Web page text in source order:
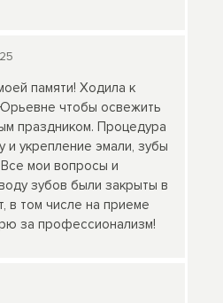
памяти! Ходила к
чтобы освежить
праздником. Процедура
и укрепление эмали, зубы
мои вопросы и
зубов были закрыты в
в том числе на приеме
за профессионализм!